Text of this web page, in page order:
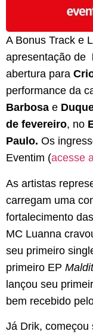
A Bonus Track e
apresentação de
abertura para
performance da
Barbosa e
de fevereiro, no
Paulo. Os
Eventim (acesse
As artistas
carregam uma
fortalecimento
MC Luanna
seu primeiro
primeiro EP
lançou seu
bem recebido
Já Drik, começou